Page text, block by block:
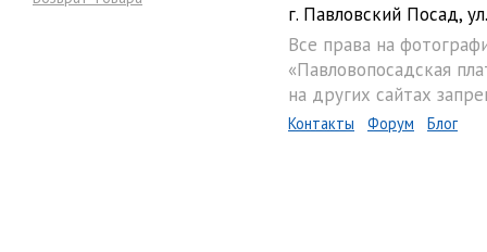
г. Павловский Посад,
Все права на
«Павловопосадская
на других сайтах
Контакты Форум Блог